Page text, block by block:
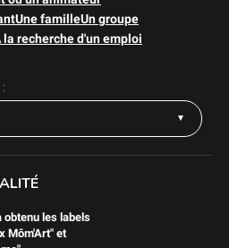
Une familleUn groupe
la recherche d'un emploi
obtenu les labels
Môm'Art" et